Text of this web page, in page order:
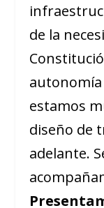
de la
estamos
diseño de
adelante.